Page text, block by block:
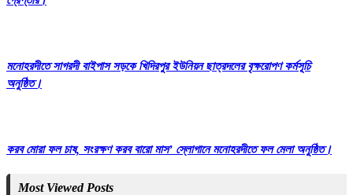
মনোহরদীতে সাগরদী বাইপাস সড়কে খিদিরপুর ইউনিয়ন ছাত্রদলের বৃক্ষরোপণ কর্মসূচি
অনুষ্ঠিত।
করব মোরা ফল চাষ, সংরক্ষণ করব বারো মাস’ স্লোগানে মনোহরদীতে ফল মেলা অনুষ্ঠিত।
Most Viewed Posts